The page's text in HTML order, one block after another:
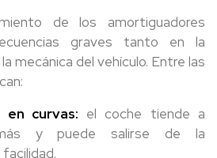
de los amortiguadores
graves tanto en la
mecánica del vehículo. Entre las
en curvas: el coche tiende a
más y puede salirse de la